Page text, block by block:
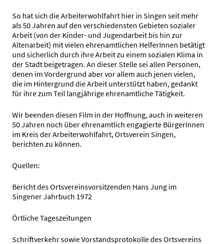
So hat sich die Arbeiterwohlfahrt hier in Singen seit mehr
als 50 Jahren auf den verschiedensten Gebieten sozialer
Arbeit (von der Kinder- und Jugendarbeit bis hin zur
Altenarbeit) mit vielen ehrenamtlichen HelferInnen betätigt
und sicherlich durch ihre Arbeit zu einem sozialen Klima in
der Stadt beigetragen. An dieser Stelle sei allen Personen,
denen im Vordergrund aber vor allem auch jenen vielen,
die im Hintergrund die Arbeit unterstützt haben, gedankt
für ihre zum Teil langjährige ehrenamtliche Tätigkeit.
Wir beenden diesen Film in der Hoffnung, auch in weiteren
50 Jahren noch über ehrenamtlich engagierte BürgerInnen
im Kreis der Arbeiterwohlfahrt, Ortsverein Singen,
berichten zu können.
Quellen:
Bericht des Ortsvereinsvorsitzenden Hans Jung im
Singener Jahrbuch 1972
Örtliche Tageszeitungen
Schriftverkehr sowie Vorstandsprotokolle des Ortsvereins